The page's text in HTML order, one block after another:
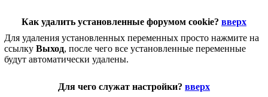
Как удалить установленные форумом cookie? вверх
Для удаления установленных переменных просто нажмите на
ссылку Выход, после чего все установленные переменные
будут автоматически удалены.
Для чего служат настройки? вверх